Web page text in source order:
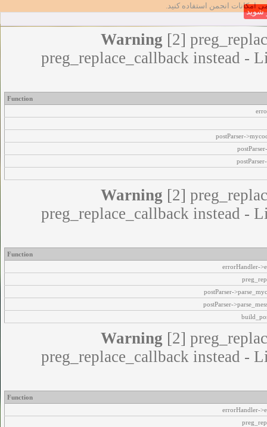
امکانات انجمن استفاده کنید.
Warning [2]
preg_replace_callback instead -
Function
postParser-
Warning [2]
preg_replace_callback instead -
Function
errorHandler-
postParser-
postParser-
Warning [2]
preg_replace_callback instead -
Function
errorHandler-